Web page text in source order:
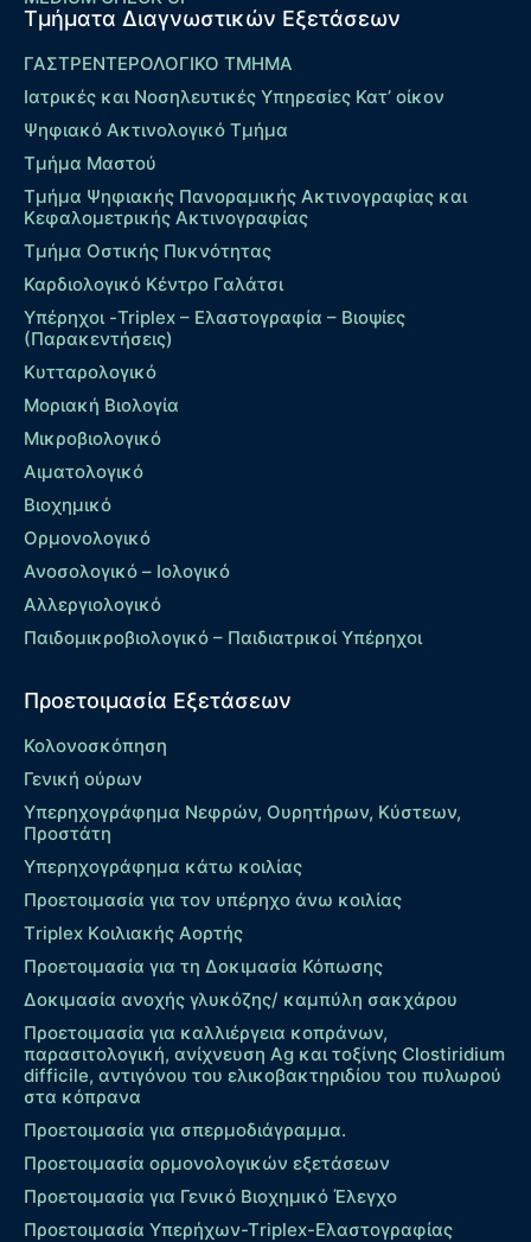
Τμήματα Διαγνωστικών Εξετάσεων
ΓΑΣΤΡΕΝΤΕΡΟΛΟΓΙΚΟ ΤΜΗΜΑ
Ιατρικές και Νοσηλευτικές Υπηρεσίες Κατ’ οίκον
Ψηφιακό Ακτινολογικό Τμήμα
Τμήμα Μαστού
Τμήμα Ψηφιακής Πανοραμικής Ακτινογραφίας και
Κεφαλομετρικής Ακτινογραφίας
Τμήμα Οστικής Πυκνότητας
Καρδιολογικό Κέντρο Γαλάτσι
Υπέρηχοι -Triplex – Eλαστογραφία – Βιοψίες
(Παρακεντήσεις)
Κυτταρολογικό
Μοριακή Βιολογία
Μικροβιολογικό
Αιματολογικό
Βιοχημικό
Ορμονολογικό
Ανοσολογικό – Ιολογικό
Αλλεργιολογικό
Παιδομικροβιολογικό – Παιδιατρικοί Υπέρηχοι
Προετοιμασία Εξετάσεων
Κολονοσκόπηση
Γενική ούρων
Υπερηχογράφημα Νεφρών, Ουρητήρων, Κύστεων,
Προστάτη
Υπερηχογράφημα κάτω κοιλίας
Προετοιμασία για τον υπέρηχο άνω κοιλίας
Τriplex Kοιλιακής Αορτής
Προετοιμασία για τη Δοκιμασία Κόπωσης
Δοκιμασία ανοχής γλυκόζης/ καμπύλη σακχάρου
Προετοιμασία για καλλιέργεια κοπράνων,
παρασιτολογική, ανίχνευση Ag και τοξίνης Clostiridium
difficile, αντιγόνου του ελικοβακτηριδίου του πυλωρού
στα κόπρανα
Προετοιμασία για σπερμοδιάγραμμα.
Προετοιμασία ορμονολογικών εξετάσεων
Προετοιμασία για Γενικό Βιοχημικό Έλεγχο
Προετοιμασία Υπερήχων-Τriplex-Ελαστογραφίας